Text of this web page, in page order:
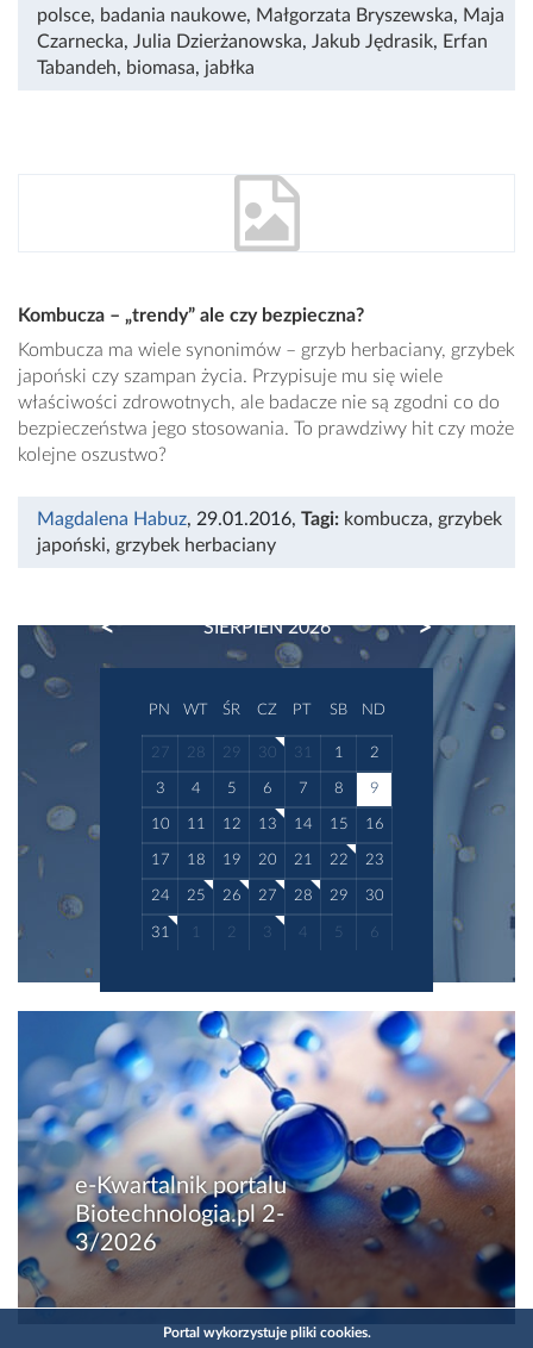
polsce, badania naukowe, Małgorzata Bryszewska, Maja
Czarnecka, Julia Dzierżanowska, Jakub Jędrasik, Erfan
Tabandeh, biomasa, jabłka
Kombucza – „trendy” ale czy bezpieczna?
Kombucza ma wiele synonimów – grzyb herbaciany, grzybek
japoński czy szampan życia. Przypisuje mu się wiele
właściwości zdrowotnych, ale badacze nie są zgodni co do
bezpieczeństwa jego stosowania. To prawdziwy hit czy może
kolejne oszustwo?
Magdalena Habuz, 29.01.2016, Tagi: kombucza, grzybek
japoński, grzybek herbaciany
SIERPIEŃ 2026
PREVIOUS NEXT
PN WT ŚR CZ PT SB ND
27 28 29 30 31 1 2
3 4 5 6 7 8 9
10 11 12 13 14 15 16
17 18 19 20 21 22 23
24 25 26 27 28 29 30
31 1 2 3 4 5 6
e-Kwartalnik portalu
Biotechnologia.pl 2-
3/2026
Portal wykorzystuje pliki cookies.